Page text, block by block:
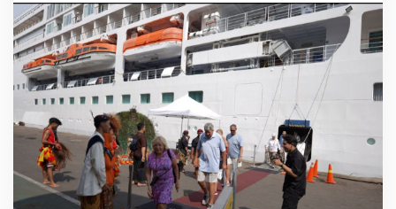
e
a
s
N
a
i
g
a
t
o
r
B